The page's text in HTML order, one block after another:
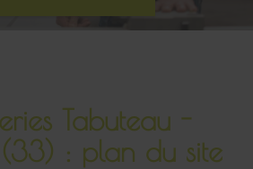
Tabuteau -
(33) : plan du site